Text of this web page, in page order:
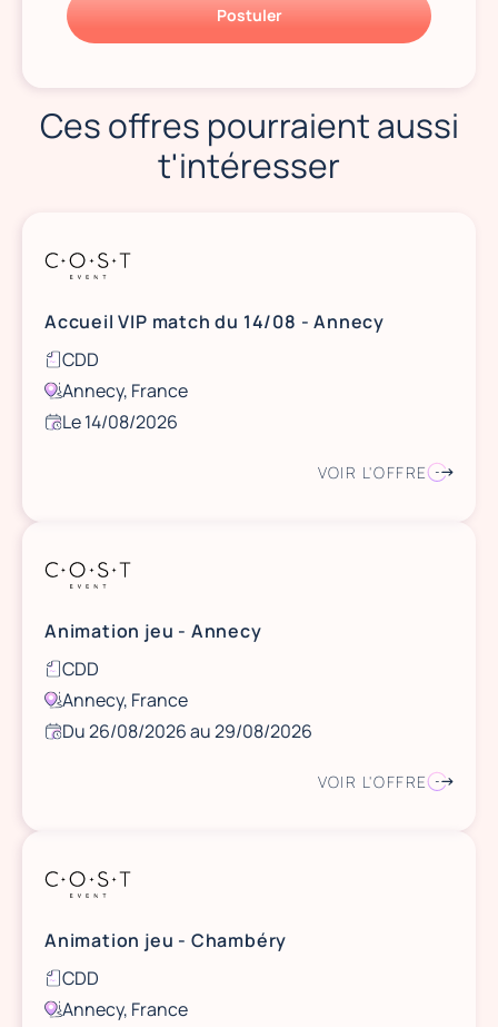
Postuler
Ces offres pourraient aussi
t'intéresser
Accueil VIP match du 14/08 - Annecy
CDD
Annecy, France
Le 14/08/2026
VOIR L'OFFRE
Animation jeu - Annecy
CDD
Annecy, France
Du 26/08/2026 au 29/08/2026
VOIR L'OFFRE
Animation jeu - Chambéry
CDD
Annecy, France